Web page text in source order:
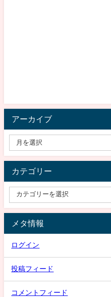
アーカイブ
カテゴリー
メタ情報
ログイン
投稿フィード
コメントフィード